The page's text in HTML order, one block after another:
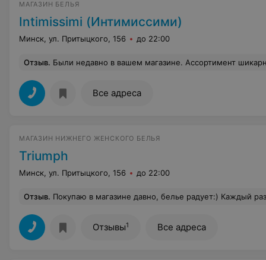
МАГАЗИН БЕЛЬЯ
Intimissimi (Интимиссими)
Минск, ул. Притыцкого, 156 до 22:00
Отзыв. Были недавно в вашем магазине. Ассортимент шикарный, цены есть разные, но в целом приемлемые. Единственное но, это ваш администратор. Очень вспыльчивая и недовольная, произвела не самое лучшее
Все адреса
МАГАЗИН НИЖНЕГО ЖЕНСКОГО БЕЛЬЯ
Triumph
Минск, ул. Притыцкого, 156 до 22:00
Отзыв. Покупаю в магазине давно, белье радует:) Каждый раз приходя в магазин, чувствуешь положительный настрой продавцов,
Отзывы1 Все адреса